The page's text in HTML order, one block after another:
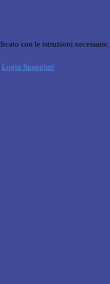
con le istruzioni necessarie.
Login Spaggiari